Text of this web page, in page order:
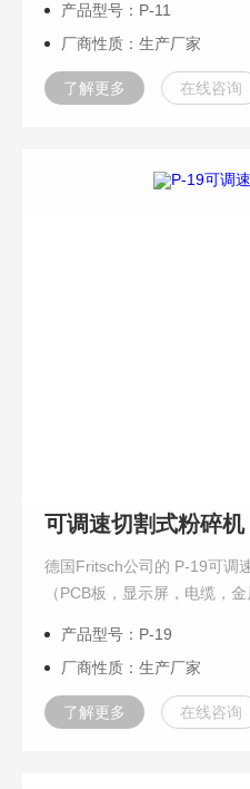
质。
产品型号：P-11
厂商性质：生产厂家
了解更多 在线咨询
可调速切割式粉碎机
德国Fritsch公司的 P-19可调
（PCB板，显示屏，电缆，
P19根据不同材料切割的特
缘的切刀进行理想化排列，设
切割转子以较高的效率对材料
产品型号：P-19
厂商性质：生产厂家
了解更多 在线咨询